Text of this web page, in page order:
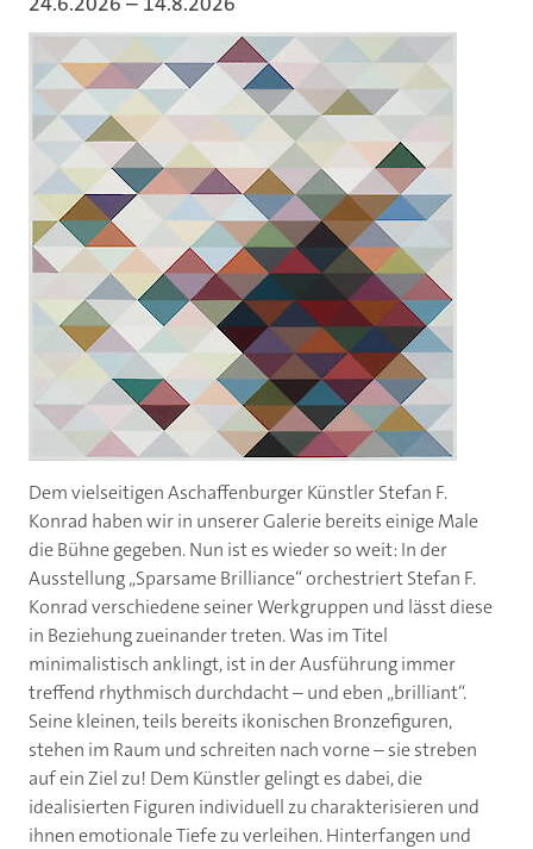
Dem vielseitigen Aschaffenburger Künstler Stefan F.
Konrad haben wir in unserer Galerie bereits einige Male
die Bühne gegeben. Nun ist es wieder so weit: In der
Ausstellung „Sparsame Brilliance“ orchestriert Stefan F.
Konrad verschiedene seiner Werkgruppen und lässt diese
in Beziehung zueinander treten. Was im Titel
minimalistisch anklingt, ist in der Ausführung immer
treffend rhythmisch durchdacht – und eben „brilliant“.
Seine kleinen, teils bereits ikonischen Bronzefiguren,
stehen im Raum und schreiten nach vorne – sie streben
auf ein Ziel zu! Dem Künstler gelingt es dabei, die
idealisierten Figuren individuell zu charakterisieren und
ihnen emotionale Tiefe zu verleihen. Hinterfangen und